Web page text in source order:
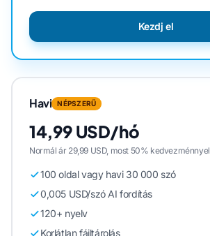
Kezdj el
Havi NÉPSZERŰ
14,99 USD/hó
Normál ár 29,99 USD, most 50% kedvezménnyel
100 oldal vagy havi 30 000 szó
0,005 USD/szó AI fordítás
120+ nyelv
Korlátlan fájltárolás